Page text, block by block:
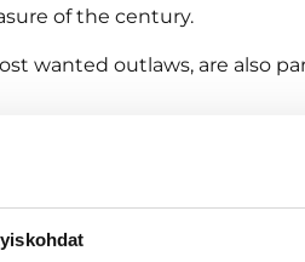
of the century.
wanted outlaws, are also